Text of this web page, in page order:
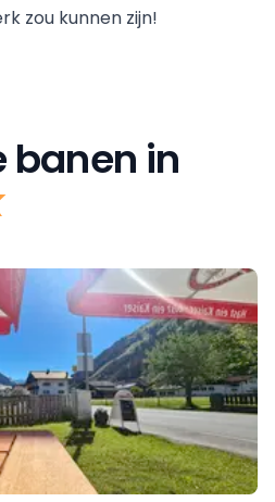
zou kunnen zijn!
banen in